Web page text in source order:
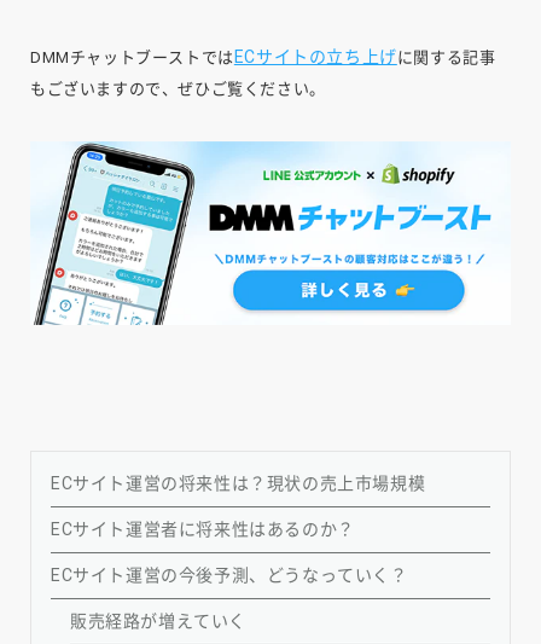
DMMチャットブーストでは ECサイトの立ち上げに関する記事
もございますので、ぜひご覧ください。
ECサイト運営の将来性は？現状の売上市場規模
ECサイト運営者に将来性はあるのか？
ECサイト運営の今後予測、どうなっていく？
販売経路が増えていく